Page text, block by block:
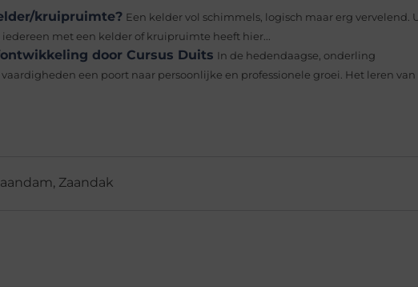
kruipruimte? Een kelder vol schimmels, logisch maar erg vervelend.
met een kelder of kruipruimte heeft hier...
door Cursus Duits In de hedendaagse, onderling
een poort naar persoonlijke en professionele groei. Het leren van
, Zaandak